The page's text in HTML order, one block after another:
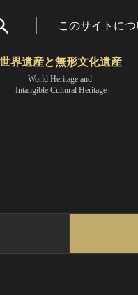
このサイトにつ
世界遺産と無形文化遺産
World Heritage and
Intangible Cultural Heritage